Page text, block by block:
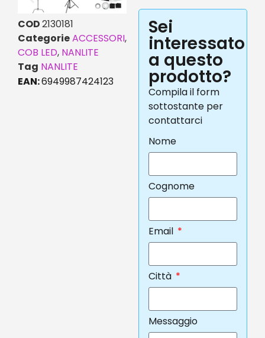
COD2130181
CategorieACCESSORI,
COB LED, NANLITE
Tag NANLITE
EAN:6949987424123
Sei
interessato
a questo
prodotto?
Compila il form
sottostante per
contattarci
Nome
Cognome
Email
Città
Messaggio